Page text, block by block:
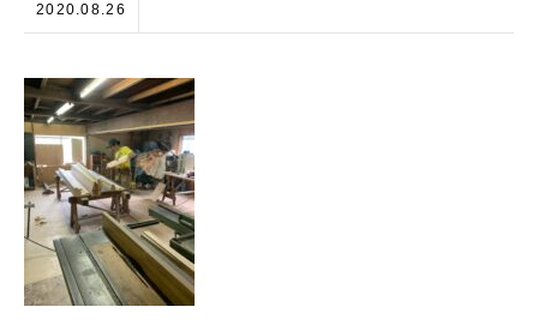
2020.08.26